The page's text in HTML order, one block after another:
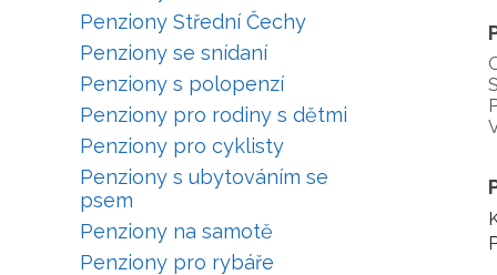
Penziony Střední Čechy
Penziony se snídaní
Penziony s polopenzí
Penziony pro rodiny s dětmi
Penziony pro cyklisty
Penziony s ubytováním se
psem
Penziony na samotě
Penziony pro rybáře